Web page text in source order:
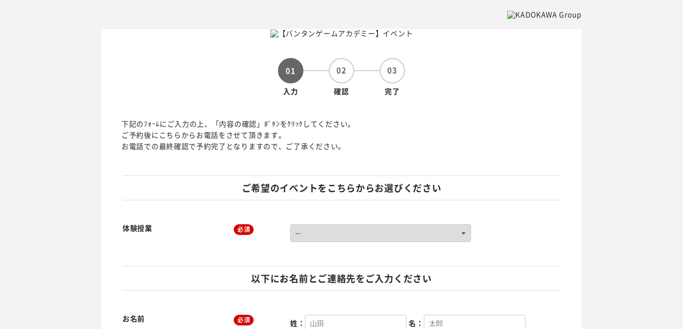
01
入力
02
確認
03
完了
下記のﾌｫｰﾑにご入力の上、「内容の確認」ﾎﾞﾀﾝをｸﾘｯｸしてください。
ご予約後にこちらからお電話をさせて頂きます。
お電話での最終確認で予約完了となりますので、ご了承ください。
ご希望のイベントをこちらからお選びください
体験授業 必須
以下にお名前とご連絡先をご入力ください
お名前 必須 姓： 名：